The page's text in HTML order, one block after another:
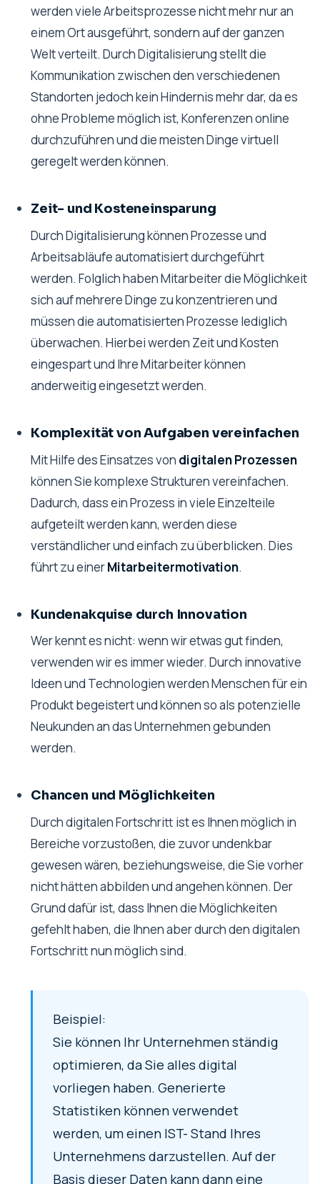
werden viele Arbeitsprozesse nicht mehr nur an
einem Ort ausgeführt, sondern auf der ganzen
Welt verteilt. Durch Digitalisierung stellt die
Kommunikation zwischen den verschiedenen
Standorten jedoch kein Hindernis mehr dar, da es
ohne Probleme möglich ist, Konferenzen online
durchzuführen und die meisten Dinge virtuell
geregelt werden können.
Zeit- und Kosteneinsparung
Durch Digitalisierung können Prozesse und
Arbeitsabläufe automatisiert durchgeführt
werden. Folglich haben Mitarbeiter die Möglichkeit
sich auf mehrere Dinge zu konzentrieren und
müssen die automatisierten Prozesse lediglich
überwachen. Hierbei werden Zeit und Kosten
eingespart und Ihre Mitarbeiter können
anderweitig eingesetzt werden.
Komplexität von Aufgaben vereinfachen
Mit Hilfe des Einsatzes von digitalen Prozessen
können Sie komplexe Strukturen vereinfachen.
Dadurch, dass ein Prozess in viele Einzelteile
aufgeteilt werden kann, werden diese
verständlicher und einfach zu überblicken. Dies
führt zu einerMitarbeitermotivation.
Kundenakquise durch Innovation
Wer kennt es nicht: wenn wir etwas gut finden,
verwenden wir es immer wieder. Durch innovative
Ideen und Technologien werden Menschen für ein
Produkt begeistert und können so als potenzielle
Neukunden an das Unternehmen gebunden
werden.
Chancen und Möglichkeiten
Durch digitalen Fortschritt ist es Ihnen möglich in
Bereiche vorzustoßen, die zuvor undenkbar
gewesen wären, beziehungsweise, die Sie vorher
nicht hätten abbilden und angehen können. Der
Grund dafür ist, dass Ihnen die Möglichkeiten
gefehlt haben, die Ihnen aber durch den digitalen
Fortschritt nun möglich sind.
Beispiel:
Sie können Ihr Unternehmen ständig
optimieren, da Sie alles digital
vorliegen haben. Generierte
Statistiken können verwendet
werden, um einen IST- Stand Ihres
Unternehmens darzustellen. Auf der
Basis dieser Daten kann dann eine